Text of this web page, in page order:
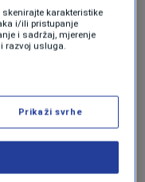
ili
iranskih
sviđa mi se –
skenirajte karakteristike
i/ili pristupanje
i sadržaj, mjerenje
razvoj usluga.
Prikaži svrhe